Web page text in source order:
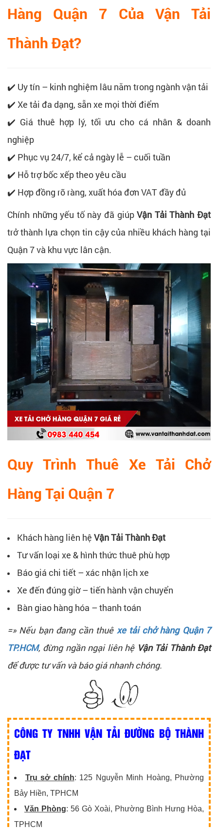
Hàng Quận 7 Của Vận Tải
Thành Đạt?
✔️ Uy tín – kinh nghiệm lâu năm trong ngành vận tải
✔️ Xe tải đa dạng, sẵn xe mọi thời điểm
✔️ Giá thuê hợp lý, tối ưu cho cá nhân & doanh
nghiệp
✔️ Phục vụ 24/7, kể cả ngày lễ – cuối tuần
✔️ Hỗ trợ bốc xếp theo yêu cầu
✔️ Hợp đồng rõ ràng, xuất hóa đơn VAT đầy đủ
Chính những yếu tố này đã giúpVận Tải Thành Đạt
trở thành lựa chọn tin cậy của nhiều khách hàng tại
Quận 7 và khu vực lân cận.
Quy Trình Thuê Xe Tải Chở
Hàng Tại Quận 7
Khách hàng liên hệ Vận Tải Thành Đạt
Tư vấn loại xe & hình thức thuê phù hợp
Báo giá chi tiết – xác nhận lịch xe
Xe đến đúng giờ – tiến hành vận chuyển
Bàn giao hàng hóa – thanh toán
=» Nếu bạn đang cần thuê xe tải chở hàng Quận 7
TP.HCM, đừng ngần ngại liên hệ Vận Tải Thành Đạt
để được tư vấn và báo giá nhanh chóng.
CÔNG TY TNHH VẬN TẢI ĐƯỜNG BỘ THÀNH
ĐẠT
Trụ sở chính: 125 Nguyễn Minh Hoàng, Phường
Bảy Hiền, TPHCM
Văn Phòng: 56 Gò Xoài, Phường Bình Hưng Hòa,
TPHCM